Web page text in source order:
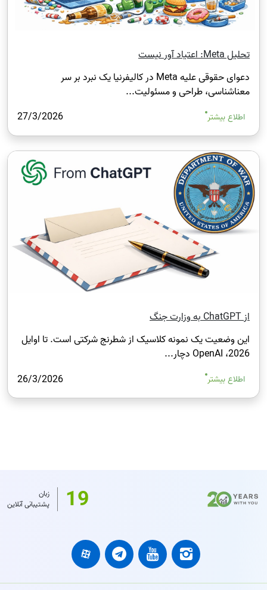
تحلیل Meta: اعتیاد آور نیست
دعوای حقوقی علیه Meta در کالیفرنیا یک نبرد بر سر
معناشناسی، طراحی و مسئولیت...
اطلاع بیشتر 27/3/2026
از ChatGPT به وزارت جنگ
این وضعیت یک نمونه کلاسیک از شطرنج شرکتی است. تا اوایل
2026، OpenAI دچار...
اطلاع بیشتر 26/3/2026
19
زبان
پشتیبانی آنلاین